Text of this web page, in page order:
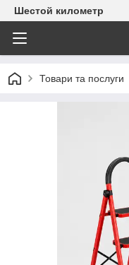
Шестой километр
Товари та послуги